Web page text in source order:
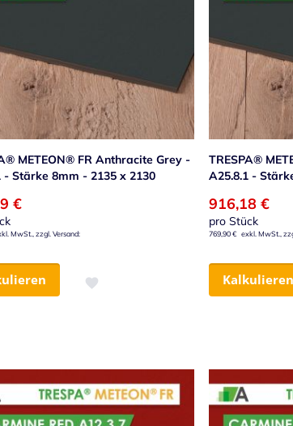
METEON® FR Anthracite Grey -
- Stärke 8mm - 2135 x 2130
€
Zur Wunschliste hinzufügen
TRESPA®
A25.8.1 -
916,18 €
pro Stück
769,90 €
Kalkulieren